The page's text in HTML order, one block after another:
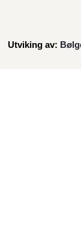
Utviking av: